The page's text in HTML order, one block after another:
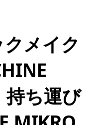
メイク
持ち運び